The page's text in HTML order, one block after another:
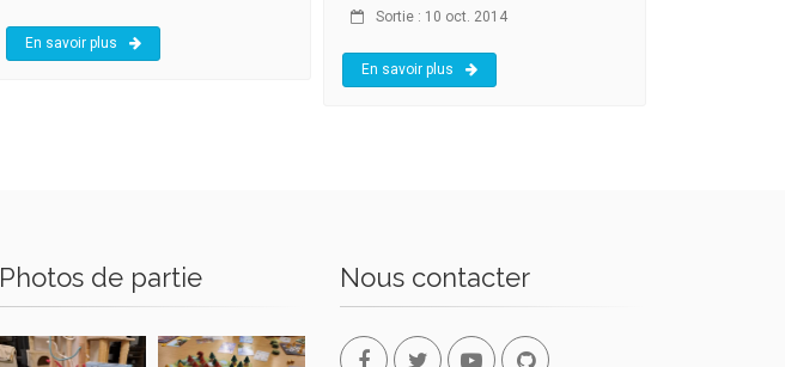
En savoir plus
Sortie : 10 oct. 2014
En savoir plus
Photos de partie Nous contacter